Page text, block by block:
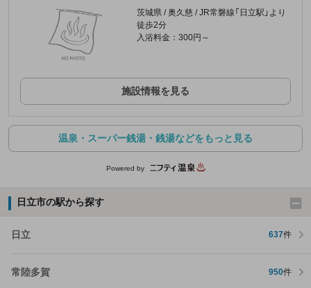
茨城県 / 奥久慈 / JR常磐線「日立駅」より
徒歩2分
入浴料金：300円～
施設情報を見る
温泉・スーパー銭湯・銭湯などをもっと見る
Powered by
日立市の駅から探す
日立 637件
常陸多賀 950件